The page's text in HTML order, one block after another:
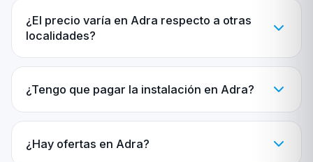
¿El precio varía en Adra respecto a otras
localidades?
¿Tengo que pagar la instalación en Adra?
¿Hay ofertas en Adra?